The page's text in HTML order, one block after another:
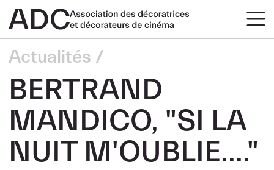
Actualités
BERTRAND
MANDICO, "SI LA
NUIT M'OUBLIE...."